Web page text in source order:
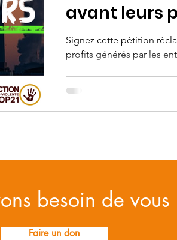
COP28 Fédération
Initiatives locales
avant leurs
Signez cette pétition
profits générés par les
besoin de vous
Faire un don